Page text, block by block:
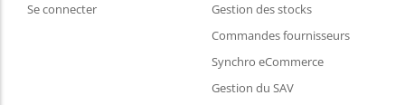
Se connecter
Gestion des stocks
Commandes fournisseurs
Synchro eCommerce
Gestion du SAV